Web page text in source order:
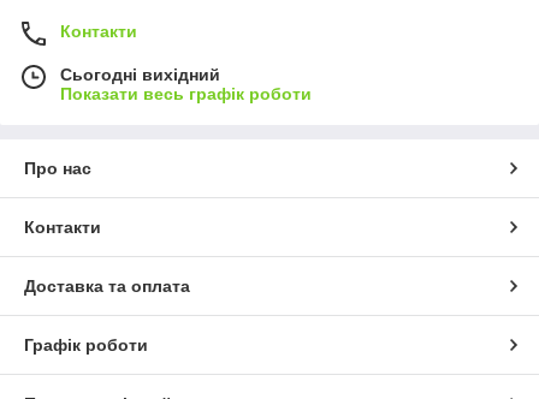
Контакти
Сьогодні вихідний
Показати весь графік роботи
Про нас
Контакти
Доставка та оплата
Графік роботи